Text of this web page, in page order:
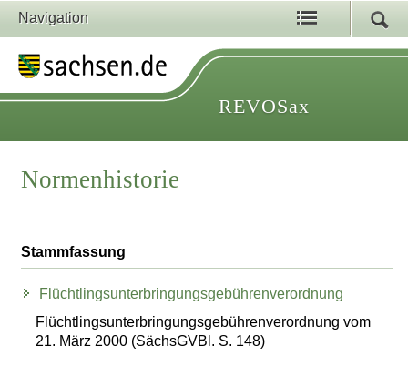
Navigation
REVOSax
Normenhistorie
Stammfassung
Flüchtlingsunterbringungsgebührenverordnung
Flüchtlingsunterbringungsgebührenverordnung vom
21. März 2000 (SächsGVBl. S. 148)